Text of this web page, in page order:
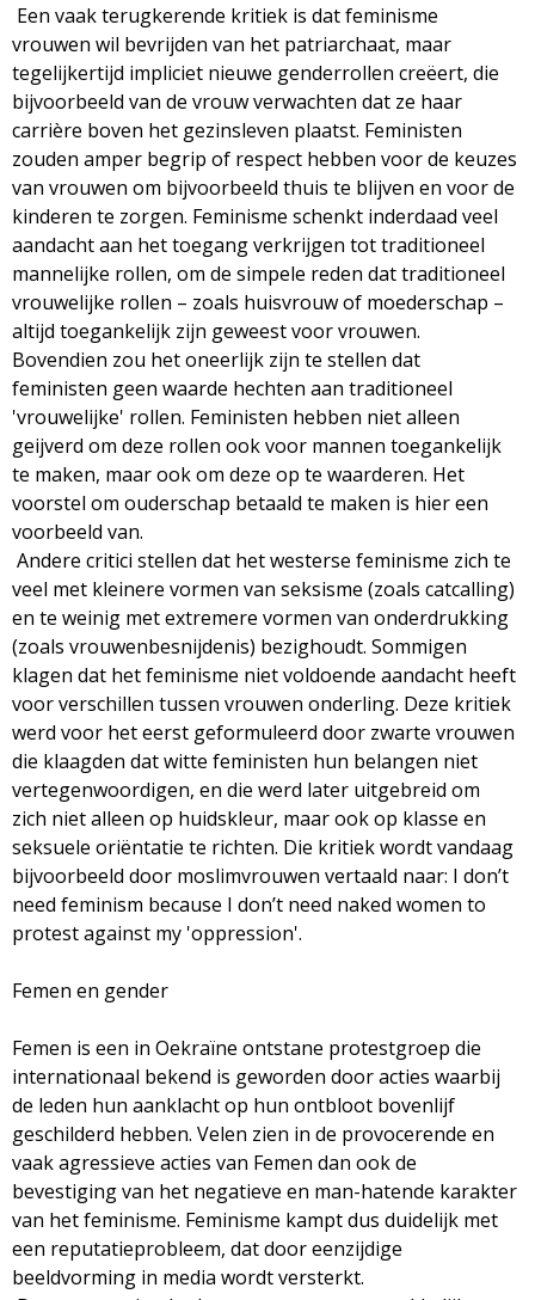
Een vaak terugkerende kritiek is dat feminisme
vrouwen wil bevrijden van het patriarchaat, maar
tegelijkertijd impliciet nieuwe genderrollen creëert, die
bijvoorbeeld van de vrouw verwachten dat ze haar
carrière boven het gezinsleven plaatst. Feministen
zouden amper begrip of respect hebben voor de keuzes
van vrouwen om bijvoorbeeld thuis te blijven en voor de
kinderen te zorgen. Feminisme schenkt inderdaad veel
aandacht aan het toegang verkrijgen tot traditioneel
mannelijke rollen, om de simpele reden dat traditioneel
vrouwelijke rollen – zoals huisvrouw of moederschap –
altijd toegankelijk zijn geweest voor vrouwen.
Bovendien zou het oneerlijk zijn te stellen dat
feministen geen waarde hechten aan traditioneel
'vrouwelijke' rollen. Feministen hebben niet alleen
geijverd om deze rollen ook voor mannen toegankelijk
te maken, maar ook om deze op te waarderen. Het
voorstel om ouderschap betaald te maken is hier een
voorbeeld van.
Andere critici stellen dat het westerse feminisme zich te
veel met kleinere vormen van seksisme (zoals catcalling)
en te weinig met extremere vormen van onderdrukking
(zoals vrouwenbesnijdenis) bezighoudt. Sommigen
klagen dat het feminisme niet voldoende aandacht heeft
voor verschillen tussen vrouwen onderling. Deze kritiek
werd voor het eerst geformuleerd door zwarte vrouwen
die klaagden dat witte feministen hun belangen niet
vertegenwoordigen, en die werd later uitgebreid om
zich niet alleen op huidskleur, maar ook op klasse en
seksuele oriëntatie te richten. Die kritiek wordt vandaag
bijvoorbeeld door moslimvrouwen vertaald naar: I don’t
need feminism because I don’t need naked women to
protest against my 'oppression'.
Femen en gender
Femen is een in Oekraïne ontstane protestgroep die
internationaal bekend is geworden door acties waarbij
de leden hun aanklacht op hun ontbloot bovenlijf
geschilderd hebben. Velen zien in de provocerende en
vaak agressieve acties van Femen dan ook de
bevestiging van het negatieve en man-hatende karakter
van het feminisme. Feminisme kampt dus duidelijk met
een reputatieprobleem, dat door eenzijdige
beeldvorming in media wordt versterkt.